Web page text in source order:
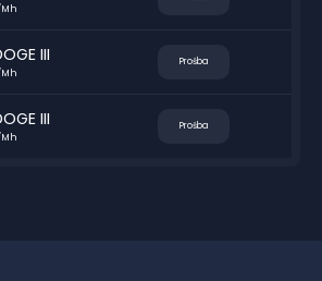
Mh
III
Mh
Prośba
III
Mh
Prośba